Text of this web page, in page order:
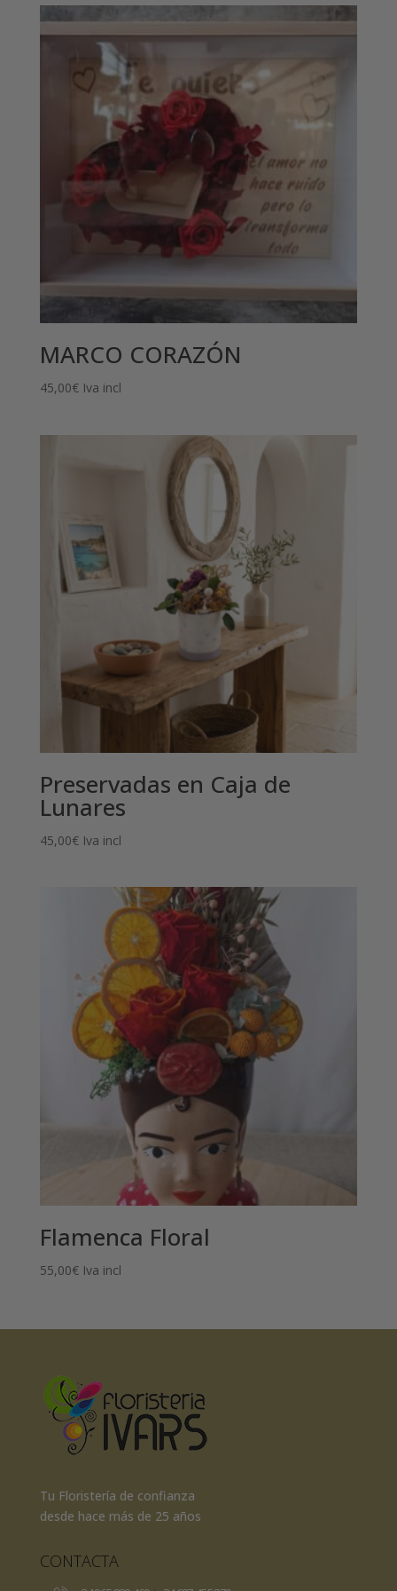
MARCO CORAZÓN
45,00€ Iva incl
Preservadas en Caja de
Lunares
45,00€ Iva incl
Flamenca Floral
55,00€ Iva incl
Tu Floristería de confianza
desde hace más de 25 años
CONTACTA